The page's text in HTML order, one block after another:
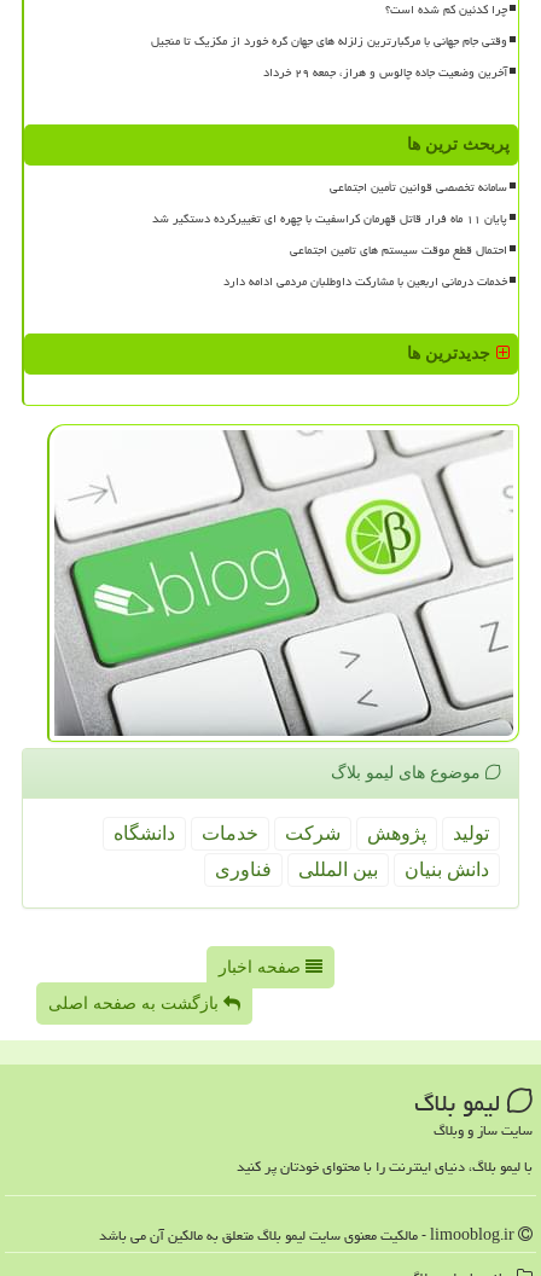
چرا کدئین کم شده است؟
وقتی جام جهانی با مرگبارترین زلزله های جهان گره خورد از مکزیک تا منجیل
آخرین وضعیت جاده چالوس و هراز، جمعه ۲۹ خرداد
پربحث ترین ها
سامانه تخصصی قوانین تأمین اجتماعی
پایان ۱۱ ماه فرار قاتل قهرمان کراسفیت با چهره ای تغییرکرده دستگیر شد
احتمال قطع موقت سیستم های تامین اجتماعی
خدمات درمانی اربعین با مشارکت داوطلبان مردمی ادامه دارد
جدیدترین ها
موضوع های لیمو بلاگ
تولید پژوهش شركت خدمات
دانشگاه
دانش بنیان
بین المللی فناوری
صفحه اخبار
بازگشت به صفحه اصلی
لیمو بلاگ
سایت ساز و وبلاگ
با لیمو بلاگ، دنیای اینترنت را با محتوای خودتان پر کنید